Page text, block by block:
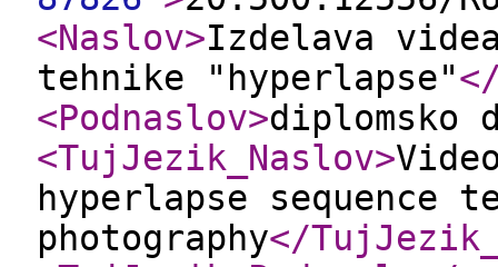
<Naslov>Izdelava
tehnike "hyperlapse"
<Podnaslov>diplomsko
<TujJezik_Naslov>
hyperlapse sequence
photography</